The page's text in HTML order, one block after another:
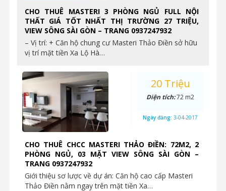
CHO THUÊ MASTERI 3 PHÒNG NGỦ FULL NỘI
THẤT GIÁ TỐT NHẤT THỊ TRƯỜNG 27 TRIỆU,
VIEW SÔNG SÀI GÒN – TRANG 0937247932
– Vị trí: + Căn hộ chung cư Masteri Thảo Điền sở hữu
vị trí mặt tiền Xa Lộ Hà…
CHO THUÊ CHCC MASTERI THẢO ĐIỀN: 72M2, 2
PHÒNG NGỦ, 03 MẶT VIEW SÔNG SÀI GÒN –
TRANG 0937247932
Giới thiệu sơ lược về dự án: Căn hộ cao cấp Masteri
Thảo Điền nằm ngay trên mặt tiền Xa…
20 Triệu
Diện tích:72 m2
Ngày đăng: 3-04-2017